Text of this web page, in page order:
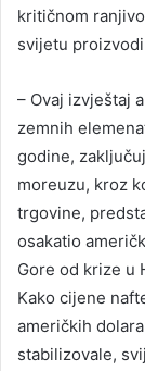
kritičnom
svijetu
– Ovaj izvještaj
zemnih
godine,
moreuzu, kroz
trgovine,
osakatio
Gore od krize u
Kako cijene
američkih
stabilizovale,